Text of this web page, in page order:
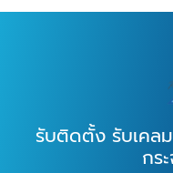
รับติดตั้ง รับเคล
กร